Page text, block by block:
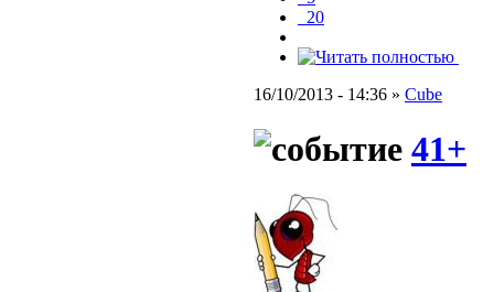
_20
16/10/2013 - 14:36 » Cube
41+